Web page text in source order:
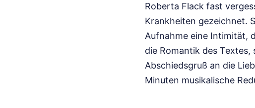
Roberta Flack fast
Krankheiten gezeichnet.
Aufnahme eine Intimität,
die Romantik des Textes,
Abschiedsgruß an die
Minuten musikalische